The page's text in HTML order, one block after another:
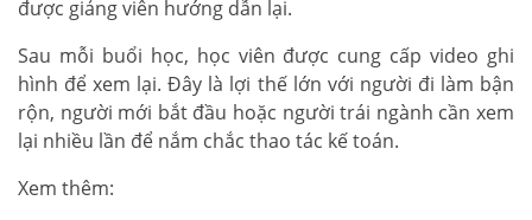
được giảng viên hướng dẫn lại.
Sau mỗi buổi học, học viên được cung cấp video ghi
hình để xem lại. Đây là lợi thế lớn với người đi làm bận
rộn, người mới bắt đầu hoặc người trái ngành cần xem
lại nhiều lần để nắm chắc thao tác kế toán.
Xem thêm: